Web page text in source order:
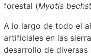
forestal (Myotis
A lo largo de todo el
artificiales en las
desarrollo de